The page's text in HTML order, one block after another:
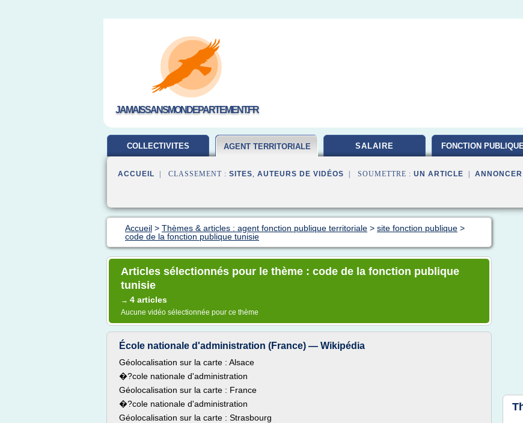
JAMAISSANSMONDEPARTEMENT.FR
COLLECTIVITES AGENT TERRITORIALE SALAIRE FONCTION
ACCUEIL | CLASSEMENT : SITES, AUTEURS DE VIDÉOS | SOUMETTRE : UN ARTICLE ANNONCER
Accueil > Thèmes & articles : agent fonction publique territoriale > site fonction publique >
code de la fonction publique tunisie
Articles sélectionnés pour le thème : code de la fonction publique
tunisie
→ 4 articles
Aucune vidéo sélectionnée pour ce thème
École nationale d'administration (France) — Wikipédia
Géolocalisation sur la carte : Alsace
�?cole nationale d'administration
Géolocalisation sur la carte : France
�?cole nationale d'administration
Géolocalisation sur la carte : Strasbourg